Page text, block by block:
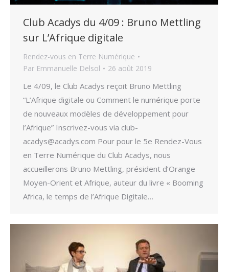
Club Acadys du 4/09 : Bruno Mettling
sur L’Afrique digitale
Rendez-vous en Terre Numérique
Par Emmanuelle Delsol 26 août 2019
Le 4/09, le Club Acadys reçoit Bruno Mettling
“L’Afrique digitale ou Comment le numérique porte
de nouveaux modèles de développement pour
l’Afrique” Inscrivez-vous via club-
acadys@acadys.com Pour pour le 5e Rendez-Vous
en Terre Numérique du Club Acadys, nous
accueillerons Bruno Mettling, président d’Orange
Moyen-Orient et Afrique, auteur du livre « Booming
Africa, le temps de l’Afrique Digitale…